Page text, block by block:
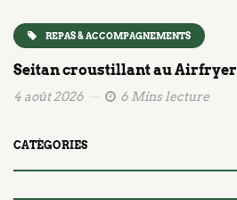
REPAS & ACCOMPAGNEMENTS
Seitan croustillant au Airfryer
4 août 2026 6 Mins lecture
CATÉGORIES